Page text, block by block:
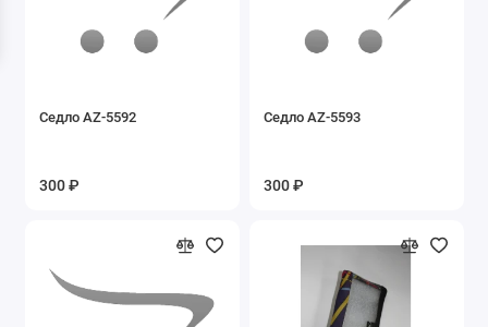
Седло AZ-5592
300 ₽
Седло AZ-5593
300 ₽